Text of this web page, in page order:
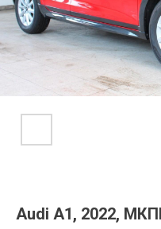
Audi A1, 2022,